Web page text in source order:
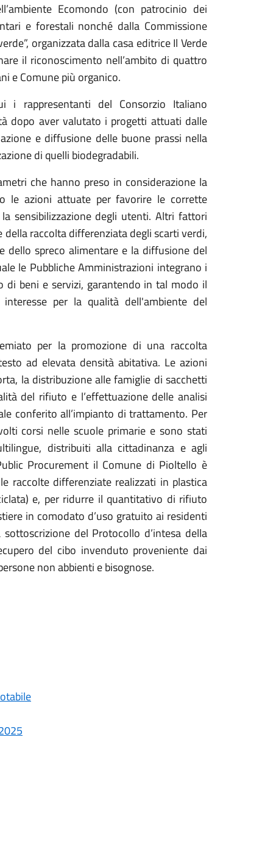
Ecomondo (con patrocinio dei
e forestali nonché dalla Commissione
organizzata dalla casa editrice Il Verde
il riconoscimento nell’ambito di quattro
e Comune più organico.
rappresentanti del Consorzio Italiano
dopo aver valutato i progetti attuati dalle
e diffusione delle buone prassi nella
di quelli biodegradabili.
che hanno preso in considerazione la
le azioni attuate per favorire le corrette
sensibilizzazione degli utenti. Altri fattori
raccolta differenziata degli scarti verdi,
spreco alimentare e la diffusione del
le Pubbliche Amministrazioni integrano i
beni e servizi, garantendo in tal modo il
per la qualità dell'ambiente del
per la promozione di una raccolta
ad elevata densità abitativa. Le azioni
la distribuzione alle famiglie di sacchetti
del rifiuto e l’effettuazione delle analisi
conferito all’impianto di trattamento. Per
corsi nelle scuole primarie e sono stati
distribuiti alla cittadinanza e agli
Procurement il Comune di Pioltello è
raccolte differenziate realizzati in plastica
e, per ridurre il quantitativo di rifiuto
in comodato d’uso gratuito ai residenti
del Protocollo d’intesa della
del cibo invenduto proveniente dai
non abbienti e bisognose.